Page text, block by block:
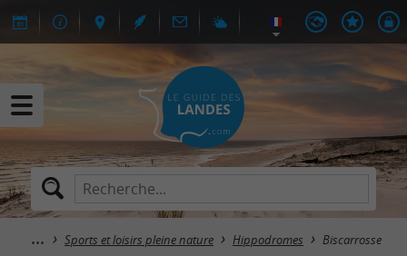
Sports et loisirs pleine nature Hippodromes Biscarrosse